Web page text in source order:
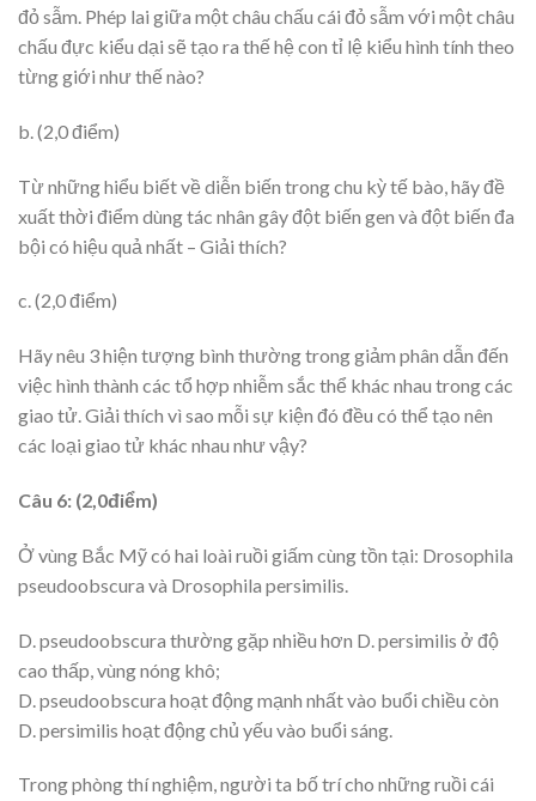
đỏ sẫm. Phép lai giữa một châu chấu cái đỏ sẫm với một châu
chấu đực kiểu dại sẽ tạo ra thế hệ con tỉ lệ kiểu hình tính theo
từng giới như thế nào?
b. (2,0 điểm)
Từ những hiểu biết về diễn biến trong chu kỳ tế bào, hãy đề
xuất thời điểm dùng tác nhân gây đột biến gen và đột biến đa
bội có hiệu quả nhất – Giải thích?
c. (2,0 điểm)
Hãy nêu 3 hiện tượng bình thường trong giảm phân dẫn đến
việc hình thành các tổ hợp nhiễm sắc thể khác nhau trong các
giao tử. Giải thích vì sao mỗi sự kiện đó đều có thể tạo nên
các loại giao tử khác nhau như vậy?
Câu 6: (2,0điểm)
Ở vùng Bắc Mỹ có hai loài ruồi giấm cùng tồn tại: Drosophila
pseudoobscura và Drosophila persimilis.
D. pseudoobscura thường gặp nhiều hơn D. persimilis ở độ
cao thấp, vùng nóng khô;
D. pseudoobscura hoạt động mạnh nhất vào buổi chiều còn
D. persimilis hoạt động chủ yếu vào buổi sáng.
Trong phòng thí nghiệm, người ta bố trí cho những ruồi cái